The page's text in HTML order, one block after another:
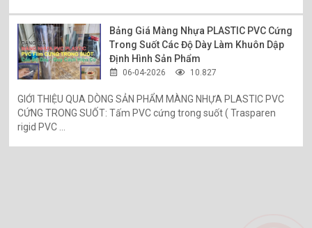
Bảng Giá Màng Nhựa PLASTIC PVC Cứng
Trong Suốt Các Độ Dày Làm Khuôn Dập
Định Hình Sản Phẩm
06-04-2026 10.827
GIỚI THIỆU QUA DÒNG SẢN PHẨM MÀNG NHỰA PLASTIC PVC
CỨNG TRONG SUỐT: Tấm PVC cứng trong suốt ( Trasparen
rigid PVC ...